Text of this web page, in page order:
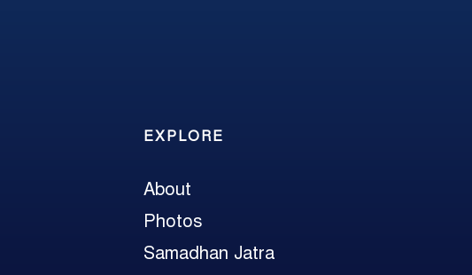
EXPLORE
About
Photos
Samadhan Jatra